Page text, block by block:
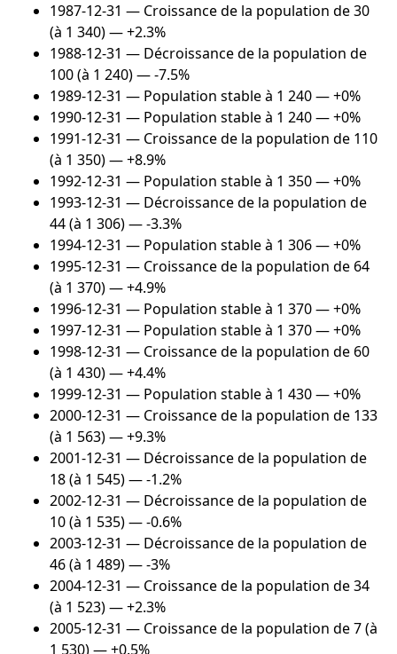
1987-12-31 — Croissance de la population de 30
(à 1 340) — +2.3%
1988-12-31 — Décroissance de la population de
100 (à 1 240) — -7.5%
1989-12-31 — Population stable à 1 240 — +0%
1990-12-31 — Population stable à 1 240 — +0%
1991-12-31 — Croissance de la population de 110
(à 1 350) — +8.9%
1992-12-31 — Population stable à 1 350 — +0%
1993-12-31 — Décroissance de la population de
44 (à 1 306) — -3.3%
1994-12-31 — Population stable à 1 306 — +0%
1995-12-31 — Croissance de la population de 64
(à 1 370) — +4.9%
1996-12-31 — Population stable à 1 370 — +0%
1997-12-31 — Population stable à 1 370 — +0%
1998-12-31 — Croissance de la population de 60
(à 1 430) — +4.4%
1999-12-31 — Population stable à 1 430 — +0%
2000-12-31 — Croissance de la population de 133
(à 1 563) — +9.3%
2001-12-31 — Décroissance de la population de
18 (à 1 545) — -1.2%
2002-12-31 — Décroissance de la population de
10 (à 1 535) — -0.6%
2003-12-31 — Décroissance de la population de
46 (à 1 489) — -3%
2004-12-31 — Croissance de la population de 34
(à 1 523) — +2.3%
2005-12-31 — Croissance de la population de 7 (à
1 530) — +0.5%